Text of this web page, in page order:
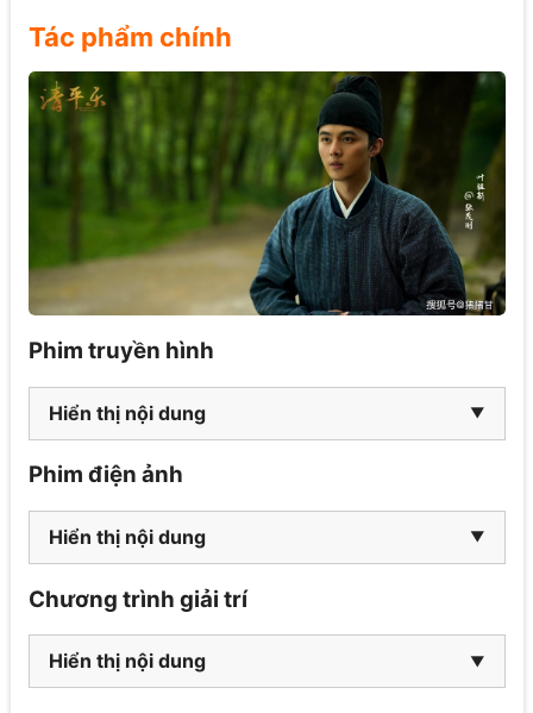
Tác phẩm chính
Phim truyền hình
Hiển thị nội dung
Phim điện ảnh
Hiển thị nội dung
Chương trình giải trí
Hiển thị nội dung